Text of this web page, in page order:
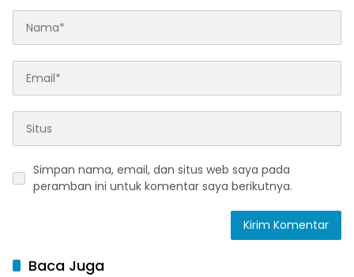
Simpan nama, email, dan situs web saya pada
peramban ini untuk komentar saya berikutnya.
Baca Juga